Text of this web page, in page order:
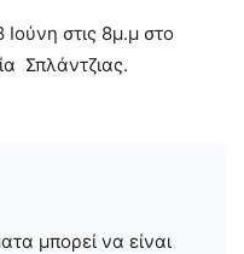
στις 8μ.μ στο
Σπλάντζιας.
μπορεί να είναι